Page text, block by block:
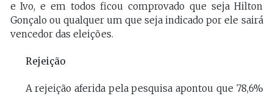
e Ivo, e em todos ficou comprovado que seja Hilton
Gonçalo ou qualquer um que seja indicado por ele sairá
vencedor das eleições.
Rejeição
A rejeição aferida pela pesquisa apontou que 78,6%